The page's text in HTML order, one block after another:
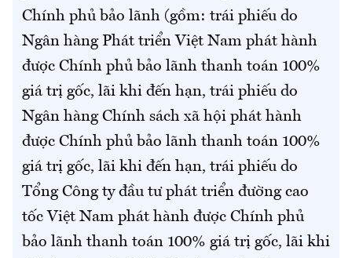
Chính phủ bảo lãnh (gồm: trái phiếu do
Ngân hàng Phát triển Việt Nam phát hành
được Chính phủ bảo lãnh thanh toán 100%
giá trị gốc, lãi khi đến hạn, trái phiếu do
Ngân hàng Chính sách xã hội phát hành
được Chính phủ bảo lãnh thanh toán 100%
giá trị gốc, lãi khi đến hạn, trái phiếu do
Tổng Công ty đầu tư phát triển đường cao
tốc Việt Nam phát hành được Chính phủ
bảo lãnh thanh toán 100% giá trị gốc, lãi khi